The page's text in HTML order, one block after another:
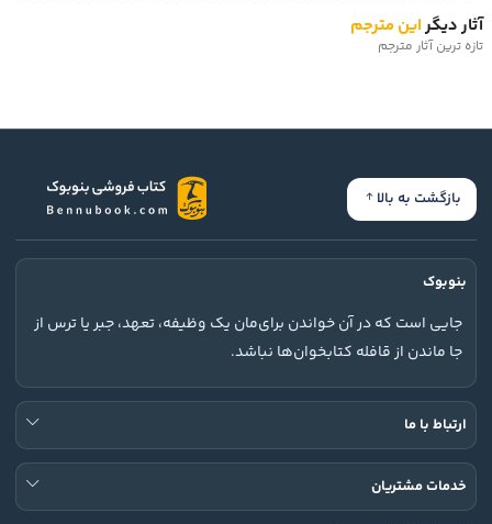
آثار دیگراین مترجم
تازه ترین آثار مترجم
بازگشت به بالا
بنوبوک
جایی است که در آن خواندن برای‌مان یک وظیفه، تعهد، جبر یا ترس از
جا ماندن از قافله کتابخوان‌ها نباشد.
ارتباط با ما
خدمات مشتریان